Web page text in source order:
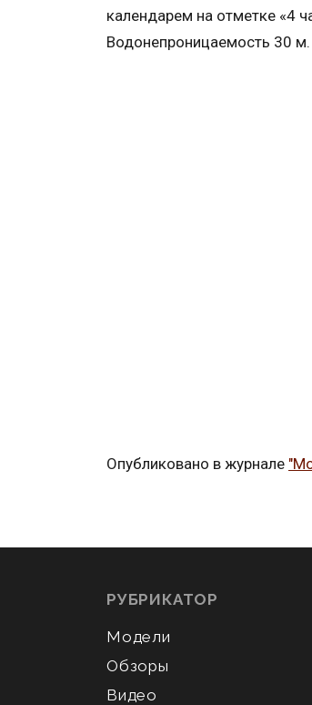
календарем на отметке «4
Водонепроницаемость 30 м.
Опубликовано в журнале
РУБРИКАТОР
Модели
Обзоры
Видео